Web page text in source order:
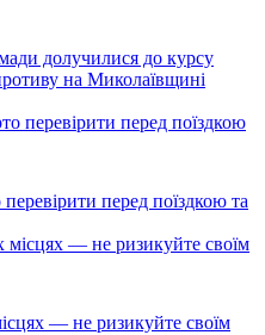
долучилися до курсу
на Миколаївщині
перед поїздкою та
— не ризикуйте своїм